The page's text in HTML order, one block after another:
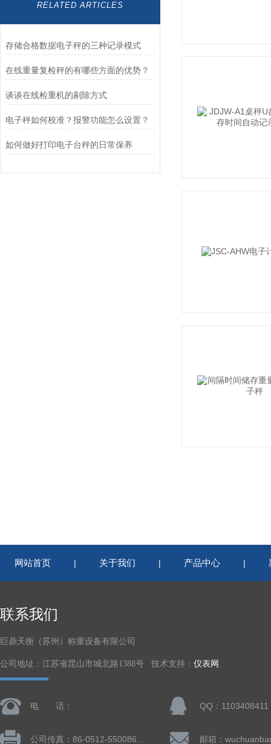
RELATED ARTICLES
存储合格数据电子秤的三种记录模式
在线重量复检秤的有哪些方面的优势？
谈谈在线检重机的剔除方式
电子秤如何校准？报警功能怎么设置？
如何做好打印电子台秤的日常保养
网站首页 | 关于我们 | 产品中心 |
联系我们
巨鼎天衡（苏州）称重设备有限公司
公司地址：江苏省昆山市城北路1388号 技术支持： 仪表网
电 话： QQ：1103408411